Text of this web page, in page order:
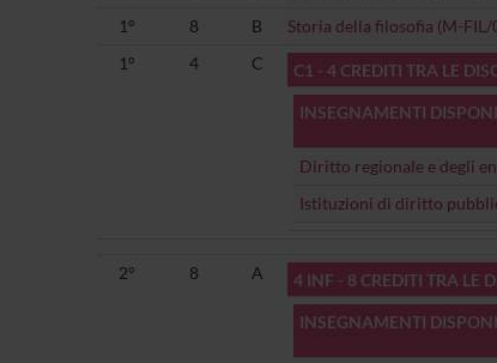
1°
8 B Storia della filosofia (M-FIL/
1°
4 C C1 - 4 CREDITI TRA LE
INSEGNAMENTI
Diritto regionale e degli
Istituzioni di diritto
2° 8 A 4 INF - 8 CREDITI TRA LE
INSEGNAMENTI